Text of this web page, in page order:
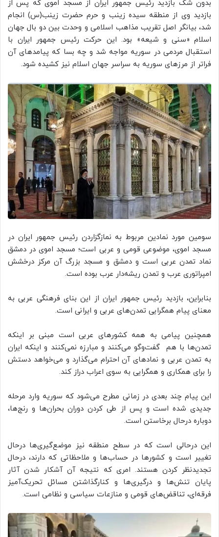
بدون شک بازدید رئیس جمهور ایران از مسجد اموی که پس از
بازدید وی از منطقه سیده زینب و حرم حضرت زینب(س) انجام
شد، بیانگر اصل تقریب مذاهب اسلامی و وحدت بین دو بال جهان
اسلام «سنی و شیعه» بود. این حرکت رئیس جمهور ایران با
استقبال مردمی در سوریه مواجه شد و چه بسا که پیامدهای آن
فراتر از مرزهای سوریه به سراسر جهان اسلام نیز کشیده شود.
سومین مورد نمادین مربوط به نمازگزاردن رئیس جمهور ایران در
مسجد اموی، موضوعی قومی و عربی است؛ مسجد اموی در دمشق
نماد تمدن عربی است و دمشق و مسجد بزرگ آن مرکز درخشش
امپراتوری عرب و تمدن ریشه‌دار عرب بوده است.
بنابراین، بازدید رئیس جمهور ایران از این بنای فرهنگی عربی به
معنای پیام همگرایی تمدن‌های عربی و ایرانی است.
همچنین پیامی به همه کشورهای عربی است مبنی بر اینکه
تمدن‌ها با هم گفت‌وگو می‌کنند و مبارزه نمی‌کنند و اینکه ایران
به تمدن عربی و نمادهای آن احترام می‌گذارد و می‌خواهد دستش
را برای همکاری و همگرایی به سوی اعراب دراز کند.
این پیام چند بعدی در زمانی مطرح می‌شود که سوریه وارد مرحله
جدیدی شده است و پس از طی کردن دوران بحران‌ها و رنج‌ها،
دوباره درحال برخاستن است.
این درحالی است که در سطح منطقه نیز موضع‌گیری‌ها درحال
تغییر است و کشورها در حساب‌ها و ملاحظاتی که دارند، درحال
تجدیدنظر کردن هستند. امری که نتیجه آن آشکار شدن آثار
پایان تنش‌ها و درگیری‌ها و کنارگذاشتن مسائل تحریک‌آمیز
فرقه‌ای، تناقض‌های قومی و منازعات سیاسی و نظامی است.